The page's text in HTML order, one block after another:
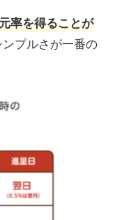
率を得ることが
プルさが一番の